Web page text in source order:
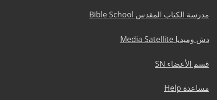
مدرسة الكتاب المقدس Bible School
دش وميديا Media Satellite
قسم الأعضاء SN
مساعدة Help